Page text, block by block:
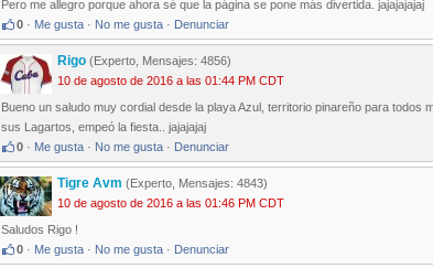
Pero me allegro porque ahora sé que la página se pone más divertida. jajajajajaj
0 · Me gusta · No me gusta · Denunciar
Rigo (Experto, Mensajes: 4856)
10 de agosto de 2016 a las 01:44 PM CDT
Bueno un saludo muy cordial desde la playa Azul, territorio pinareño para
sus Lagartos, empeó la fiesta.. jajajajaj
0 · Me gusta · No me gusta · Denunciar
Tigre Avm (Experto, Mensajes: 4843)
10 de agosto de 2016 a las 01:46 PM CDT
Saludos Rigo !
0 · Me gusta · No me gusta · Denunciar